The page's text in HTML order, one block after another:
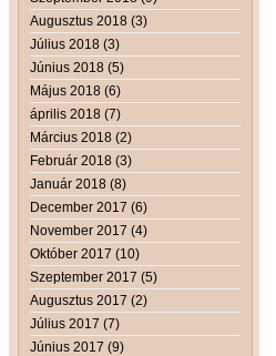
Augusztus 2018 (3)
Július 2018 (3)
Június 2018 (5)
Május 2018 (6)
április 2018 (7)
Március 2018 (2)
Február 2018 (3)
Január 2018 (8)
December 2017 (6)
November 2017 (4)
Október 2017 (10)
Szeptember 2017 (5)
Augusztus 2017 (2)
Július 2017 (7)
Június 2017 (9)